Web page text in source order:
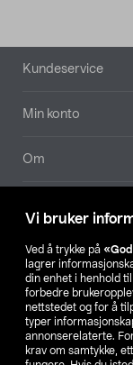
Vi bruker
Ved å trykke på
lagrer
din enhet i henhold
forbedre
nettstedet og for å
typer
annonserelaterte.
krav om samtykke,
Bunntekst
Kundeservice
Min konto
Om
Våre selskaper